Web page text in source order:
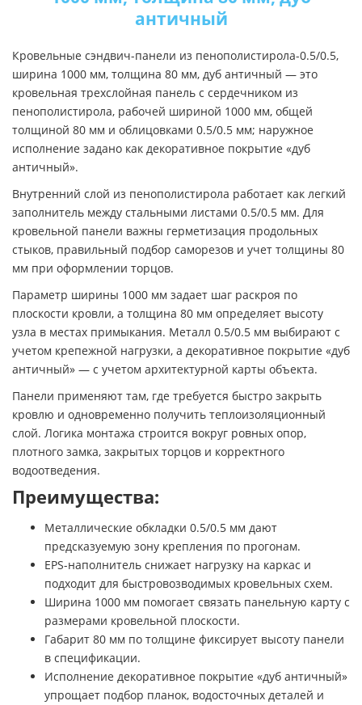
античный
Кровельные сэндвич-панели из пенополистирола-0.5/0.5,
ширина 1000 мм, толщина 80 мм, дуб античный — это
кровельная трехслойная панель с сердечником из
пенополистирола, рабочей шириной 1000 мм, общей
толщиной 80 мм и облицовками 0.5/0.5 мм; наружное
исполнение задано как декоративное покрытие «дуб
античный».
Внутренний слой из пенополистирола работает как легкий
заполнитель между стальными листами 0.5/0.5 мм. Для
кровельной панели важны герметизация продольных
стыков, правильный подбор саморезов и учет толщины 80
мм при оформлении торцов.
Параметр ширины 1000 мм задает шаг раскроя по
плоскости кровли, а толщина 80 мм определяет высоту
узла в местах примыкания. Металл 0.5/0.5 мм выбирают с
учетом крепежной нагрузки, а декоративное покрытие «дуб
античный» — с учетом архитектурной карты объекта.
Панели применяют там, где требуется быстро закрыть
кровлю и одновременно получить теплоизоляционный
слой. Логика монтажа строится вокруг ровных опор,
плотного замка, закрытых торцов и корректного
водоотведения.
Преимущества:
Металлические обкладки 0.5/0.5 мм дают
предсказуемую зону крепления по прогонам.
EPS-наполнитель снижает нагрузку на каркас и
подходит для быстровозводимых кровельных схем.
Ширина 1000 мм помогает связать панельную карту с
размерами кровельной плоскости.
Габарит 80 мм по толщине фиксирует высоту панели
в спецификации.
Исполнение декоративное покрытие «дуб античный»
упрощает подбор планок, водосточных деталей и